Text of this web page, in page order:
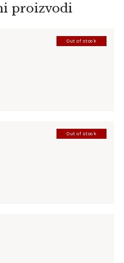
proizvodi
Out of stock
Out of stock